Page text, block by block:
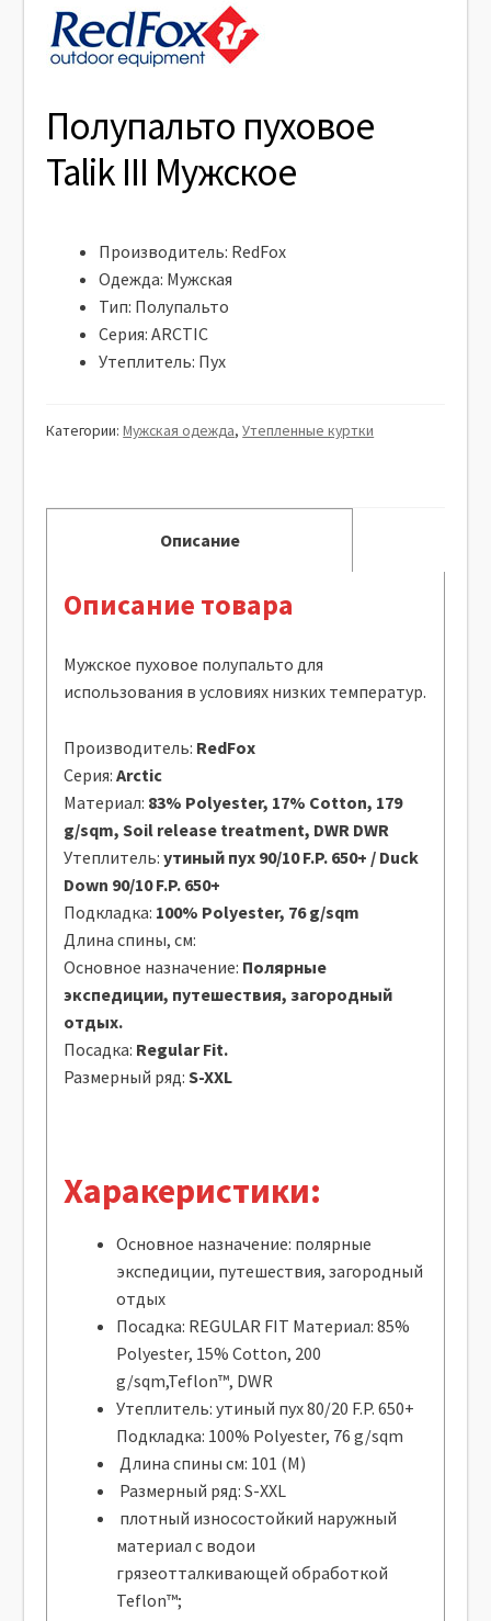
Полупальто пуховое
Talik III Мужское
Производитель: RedFox
Одежда: Мужская
Тип: Полупальто
Серия:ARCTIC
Утеплитель: Пух
Категории:Мужская одежда,Утепленные куртки
Описание
Описание товара
Мужское пуховое полупальто для
использования в условиях низких температур.
Производитель: RedFox
Серия:Arctic
Материал: 83% Polyester, 17% Cotton, 179
g/sqm, Soil release treatment, DWR DWR
Утеплитель:утиный пух 90/10 F.P. 650+ / Duck
Down 90/10 F.P. 650+
Подкладка: 100% Polyester, 76 g/sqm
Длина спины, см:
Основное назначение: Полярные
экспедиции, путешествия, загородный
отдых.
Посадка: Regular Fit.
Размерный ряд: S-XXL
Харакеристики:
Основное назначение: полярные
экспедиции, путешествия, загородный
отдых
Посадка: REGULAR FIT Материал: 85%
Polyester, 15% Cotton, 200
g/sqm,Teflon™, DWR
Утеплитель: утиный пух 80/20 F.P. 650+
Подкладка: 100% Polyester, 76 g/sqm
Длина спины см: 101 (M)
Размерный ряд: S-XXL
плотный износостойкий наружный
материал с водои
грязеотталкивающей обработкой
Teflon™;